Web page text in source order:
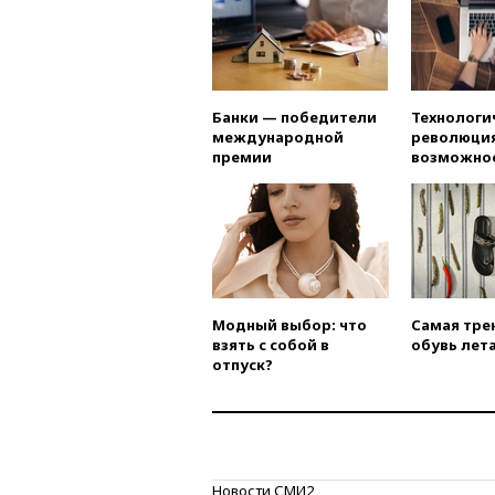
Банки — победители
международной
премии
Модный выбор: что
взять с собой в
отпуск?
Самая
обувь
Новости СМИ2